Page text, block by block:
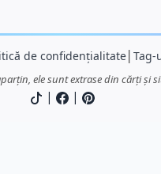
de confidențialitate│ Tag-
ele sunt extrase din cărți și
| |